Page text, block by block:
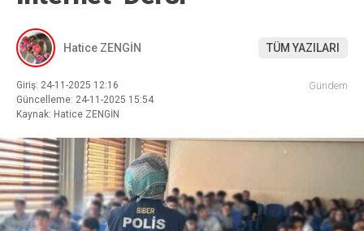
Hatice ZENGİN TÜM YAZILARI
Giriş: 24-11-2025 12:16
Güncelleme: 24-11-2025 15:54
Kaynak: Hatice ZENGİN
Gündem